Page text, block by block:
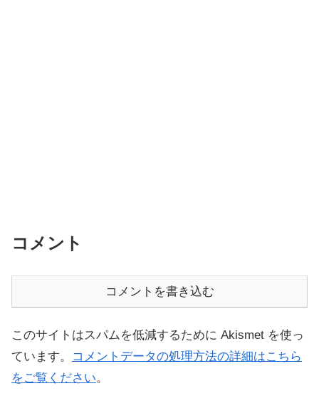
コメント
コメントを書き込む
このサイトはスパムを低減するために Akismet を使っ
ています。
コメントデータの処理方法の詳細はこちら
をご覧ください。